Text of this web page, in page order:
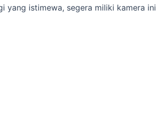
yang istimewa, segera miliki kamera ini